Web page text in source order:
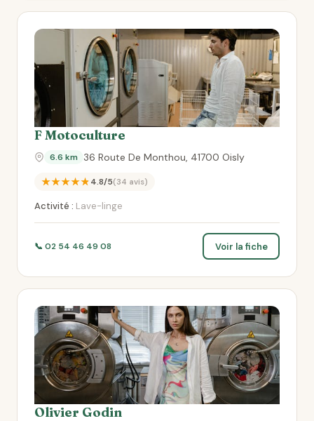
F Motoculture
6.6 km 36 Route De Monthou, 41700 Oisly
★★★★★4.8/5(34 avis)
Activité : Lave-linge
📞 02 54 46 49 08 Voir la fiche
Olivier Godin